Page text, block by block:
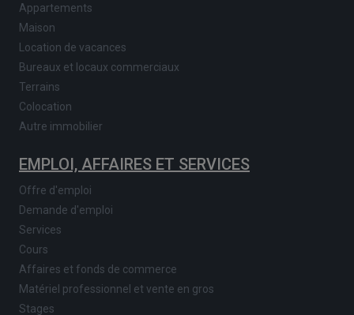
Appartements
Maison
Location de vacances
Bureaux et locaux commerciaux
Terrains
Colocation
Autre immobilier
EMPLOI, AFFAIRES ET SERVICES
Offre d'emploi
Demande d'emploi
Services
Cours
Affaires et fonds de commerce
Matériel professionnel et vente en gros
Stages